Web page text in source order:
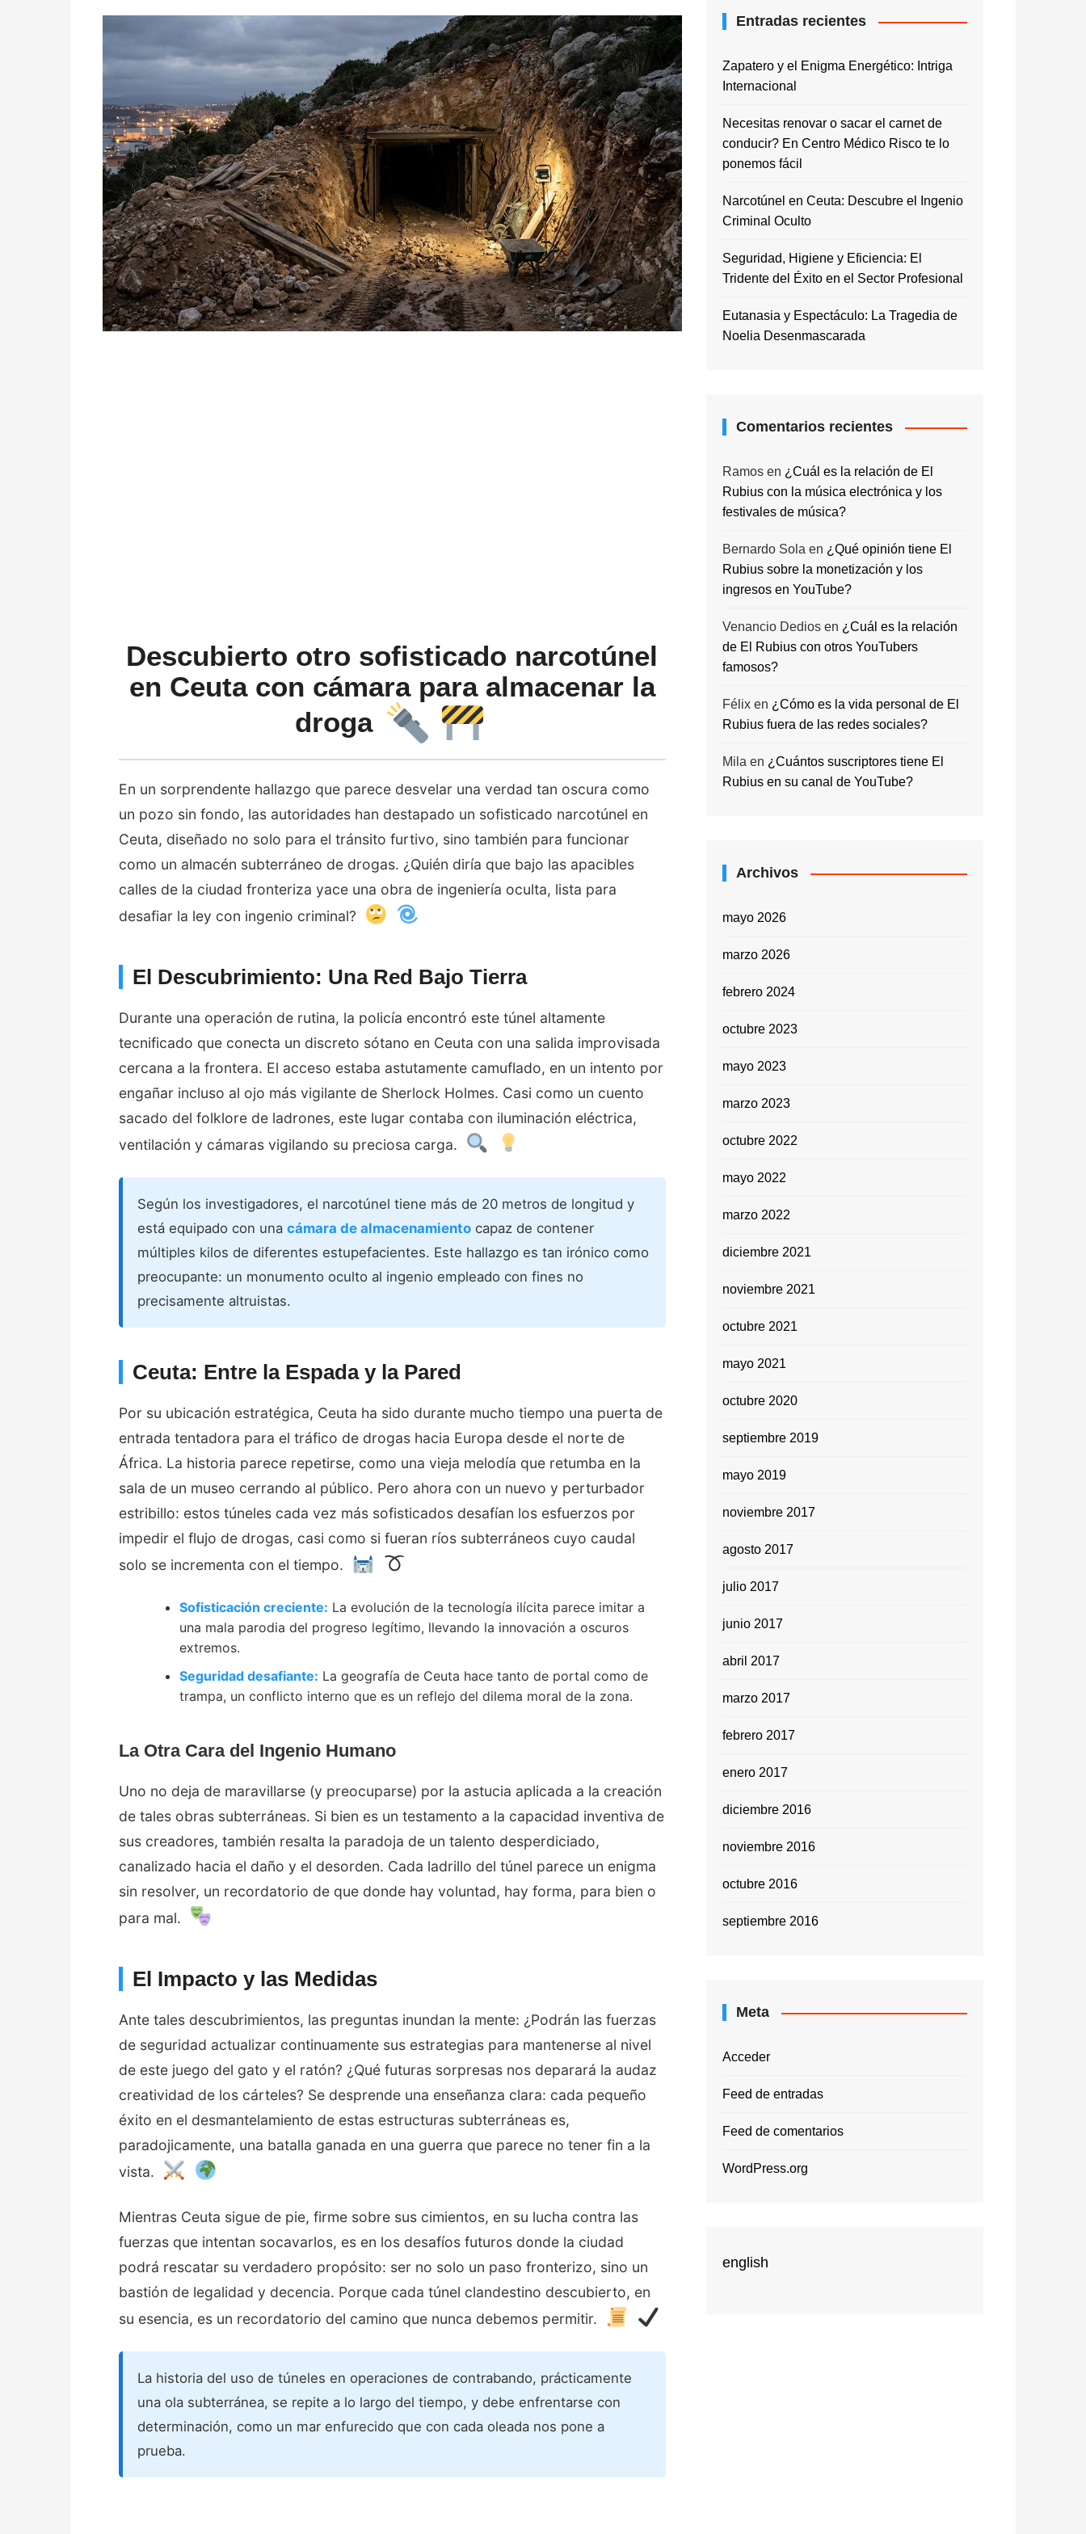
Descubierto otro sofisticado narcotúnel
en Ceuta con cámara para almacenar la
droga
En un sorprendente hallazgo que parece desvelar una verdad tan oscura como
un pozo sin fondo, las autoridades han destapado un sofisticado narcotúnel en
Ceuta, diseñado no solo para el tránsito furtivo, sino también para funcionar
como un almacén subterráneo de drogas. ¿Quién diría que bajo las apacibles
calles de la ciudad fronteriza yace una obra de ingeniería oculta, lista para
desafiar la ley con ingenio criminal?
El Descubrimiento: Una Red Bajo Tierra
Durante una operación de rutina, la policía encontró este túnel altamente
tecnificado que conecta un discreto sótano en Ceuta con una salida improvisada
cercana a la frontera. El acceso estaba astutamente camuflado, en un intento por
engañar incluso al ojo más vigilante de Sherlock Holmes. Casi como un cuento
sacado del folklore de ladrones, este lugar contaba con iluminación eléctrica,
ventilación y cámaras vigilando su preciosa carga.
Según los investigadores, el narcotúnel tiene más de 20 metros de longitud y
está equipado con una cámara de almacenamiento capaz de contener
múltiples kilos de diferentes estupefacientes. Este hallazgo es tan irónico como
preocupante: un monumento oculto al ingenio empleado con fines no
precisamente altruistas.
Ceuta: Entre la Espada y la Pared
Por su ubicación estratégica, Ceuta ha sido durante mucho tiempo una puerta de
entrada tentadora para el tráfico de drogas hacia Europa desde el norte de
África. La historia parece repetirse, como una vieja melodía que retumba en la
sala de un museo cerrando al público. Pero ahora con un nuevo y perturbador
estribillo: estos túneles cada vez más sofisticados desafían los esfuerzos por
impedir el flujo de drogas, casi como si fueran ríos subterráneos cuyo caudal
solo se incrementa con el tiempo.
Sofisticación creciente: La evolución de la tecnología ilícita parece imitar a
una mala parodia del progreso legítimo, llevando la innovación a oscuros
extremos.
Seguridad desafiante: La geografía de Ceuta hace tanto de portal como de
trampa, un conflicto interno que es un reflejo del dilema moral de la zona.
La Otra Cara del Ingenio Humano
Uno no deja de maravillarse (y preocuparse) por la astucia aplicada a la creación
de tales obras subterráneas. Si bien es un testamento a la capacidad inventiva de
sus creadores, también resalta la paradoja de un talento desperdiciado,
canalizado hacia el daño y el desorden. Cada ladrillo del túnel parece un enigma
sin resolver, un recordatorio de que donde hay voluntad, hay forma, para bien o
para mal.
El Impacto y las Medidas
Ante tales descubrimientos, las preguntas inundan la mente: ¿Podrán las fuerzas
de seguridad actualizar continuamente sus estrategias para mantenerse al nivel
de este juego del gato y el ratón? ¿Qué futuras sorpresas nos deparará la audaz
creatividad de los cárteles? Se desprende una enseñanza clara: cada pequeño
éxito en el desmantelamiento de estas estructuras subterráneas es,
paradojicamente, una batalla ganada en una guerra que parece no tener fin a la
vista.
Mientras Ceuta sigue de pie, firme sobre sus cimientos, en su lucha contra las
fuerzas que intentan socavarlos, es en los desafíos futuros donde la ciudad
podrá rescatar su verdadero propósito: ser no solo un paso fronterizo, sino un
bastión de legalidad y decencia. Porque cada túnel clandestino descubierto, en
su esencia, es un recordatorio del camino que nunca debemos permitir.
La historia del uso de túneles en operaciones de contrabando, prácticamente
una ola subterránea, se repite a lo largo del tiempo, y debe enfrentarse con
determinación, como un mar enfurecido que con cada oleada nos pone a
prueba.
Entradas recientes
Zapatero y el Enigma Energético: Intriga
Internacional
Necesitas renovar o sacar el carnet de
conducir? En Centro Médico Risco te lo
ponemos fácil
Narcotúnel en Ceuta: Descubre el Ingenio
Criminal Oculto
Seguridad, Higiene y Eficiencia: El
Tridente del Éxito en el Sector Profesional
Eutanasia y Espectáculo: La Tragedia de
Noelia Desenmascarada
Comentarios recientes
Ramosen ¿Cuál es la relación de El
Rubius con la música electrónica y los
festivales de música?
Bernardo Sola en ¿Qué opinión tiene El
Rubius sobre la monetización y los
ingresos en YouTube?
Venancio Dediosen ¿Cuál es la relación
de El Rubius con otros YouTubers
famosos?
Félixen ¿Cómo es la vida personal de El
Rubius fuera de las redes sociales?
Mila en ¿Cuántos suscriptores tiene El
Rubius en su canal de YouTube?
Archivos
mayo 2026
marzo 2026
febrero 2024
octubre 2023
mayo 2023
marzo 2023
octubre 2022
mayo 2022
marzo 2022
diciembre 2021
noviembre 2021
octubre 2021
mayo 2021
octubre 2020
septiembre 2019
mayo 2019
noviembre 2017
agosto 2017
julio 2017
junio 2017
abril 2017
marzo 2017
febrero 2017
enero 2017
diciembre 2016
noviembre 2016
octubre 2016
septiembre 2016
Meta
Acceder
Feed de entradas
Feed de comentarios
WordPress.org
english